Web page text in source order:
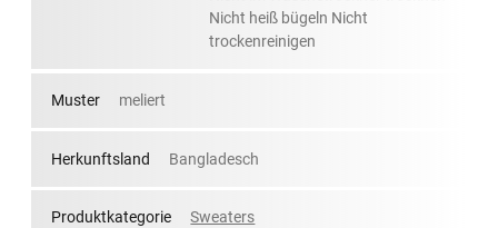
Nicht heiß bügeln Nicht
trockenreinigen
Muster meliert
Herkunftsland Bangladesch
Produktkategorie Sweaters